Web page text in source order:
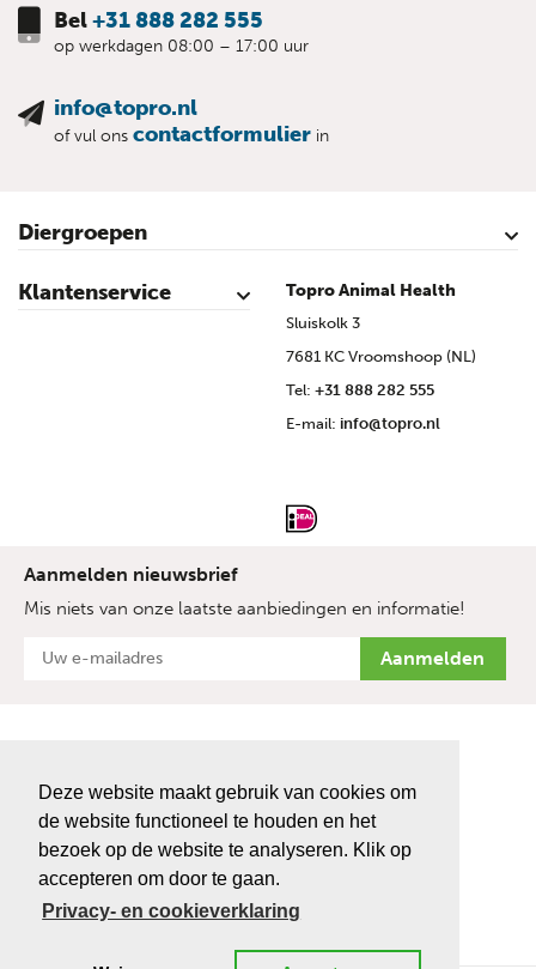
Deze website maakt gebruik van cookies om
de website functioneel te houden en het
bezoek op de website te analyseren. Klik op
accepteren om door te gaan.
Privacy- en cookieverklaring
Bel+31 888 282 555
op werkdagen 08:00 – 17:00 uur
info@topro.nl
of vul ons contactformulier in
Diergroepen
Rundvee
Kalveren
Schapen
Schaap lammeren
Geiten
Geit lammeren
Varkens
Biggen
Pluimvee
Klantenservice
Contact
Mijn account
Veilig winkelen
Algemene voorwaarden
Privacy- en cookieverklaring
Disclaimer
Bronvermelding
Sitemap
Topro Partners
Cow Programme krant archief
Topro Animal Health
Sluiskolk 3
7681 KC Vroomshoop (NL)
Tel: +31 888 282 555
E-mail: info@topro.nl
Aanmelden nieuwsbrief
Mis niets van onze laatste aanbiedingen en informatie!